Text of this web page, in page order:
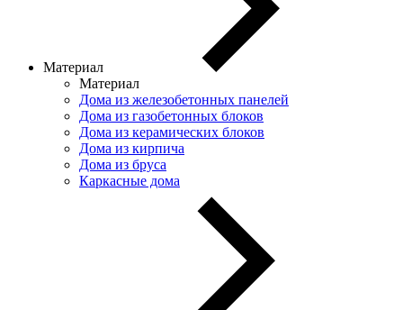
Материал
Материал
Дома из железобетонных панелей
Дома из газобетонных блоков
Дома из керамических блоков
Дома из кирпича
Дома из бруса
Каркасные дома